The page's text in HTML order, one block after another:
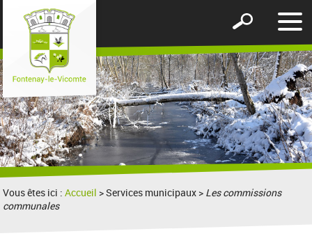
le
Afficher
formulaire
de
recherche
Vous êtes ici :Accueil > Services municipaux > Les commissions
communales